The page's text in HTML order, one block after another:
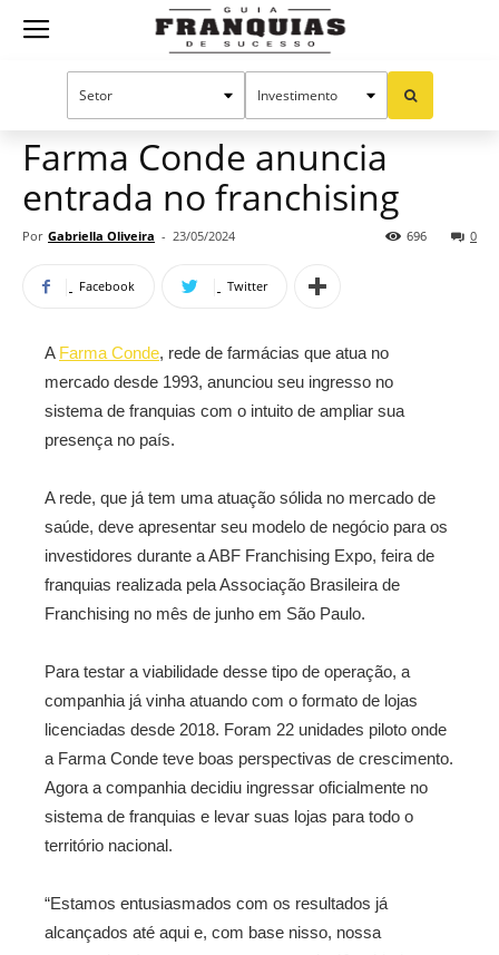
Guia
Mercado de franquias
Farma Conde anuncia
entrada no franchising
Por Gabriella Oliveira - 23/05/2024 0
696
Facebook Twitter
A Farma Conde, rede de farmácias que atua no
mercado desde 1993, anunciou seu ingresso no
sistema de franquias com o intuito de ampliar sua
presença no país.
A rede, que já tem uma atuação sólida no mercado de
saúde, deve apresentar seu modelo de negócio para os
investidores durante a ABF Franchising Expo, feira de
franquias realizada pela Associação Brasileira de
Franchising no mês de junho em São Paulo.
Para testar a viabilidade desse tipo de operação, a
companhia já vinha atuando com o formato de lojas
licenciadas desde 2018. Foram 22 unidades piloto onde
a Farma Conde teve boas perspectivas de crescimento.
Agora a companhia decidiu ingressar oficialmente no
sistema de franquias e levar suas lojas para todo o
território nacional.
“Estamos entusiasmados com os resultados já
alcançados até aqui e, com base nisso, nossa